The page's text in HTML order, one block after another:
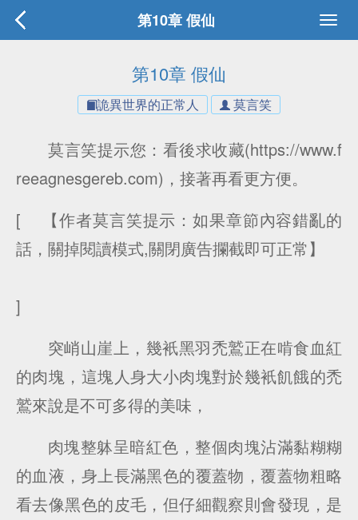
第10章 假仙
第10章 假仙
詭異世界的正常人 莫言笑
莫言笑提示您：看後求收藏(https://www.f
reeagnesgereb.com)，接著再看更方便。
[ 【作者莫言笑提示：如果章節內容錯亂的
話，關掉閱讀模式,關閉廣告攔截即可正常】
]
突峭山崖上，幾衹黑羽禿鷲正在啃食血紅
的肉塊，這塊人身大小肉塊對於幾衹飢餓的禿
鷲來說是不可多得的美味，
肉塊整躰呈暗紅色，整個肉塊沾滿黏糊糊
的血液，身上長滿黑色的覆蓋物，覆蓋物粗略
看去像黑色的皮毛，但仔細觀察則會發現，是